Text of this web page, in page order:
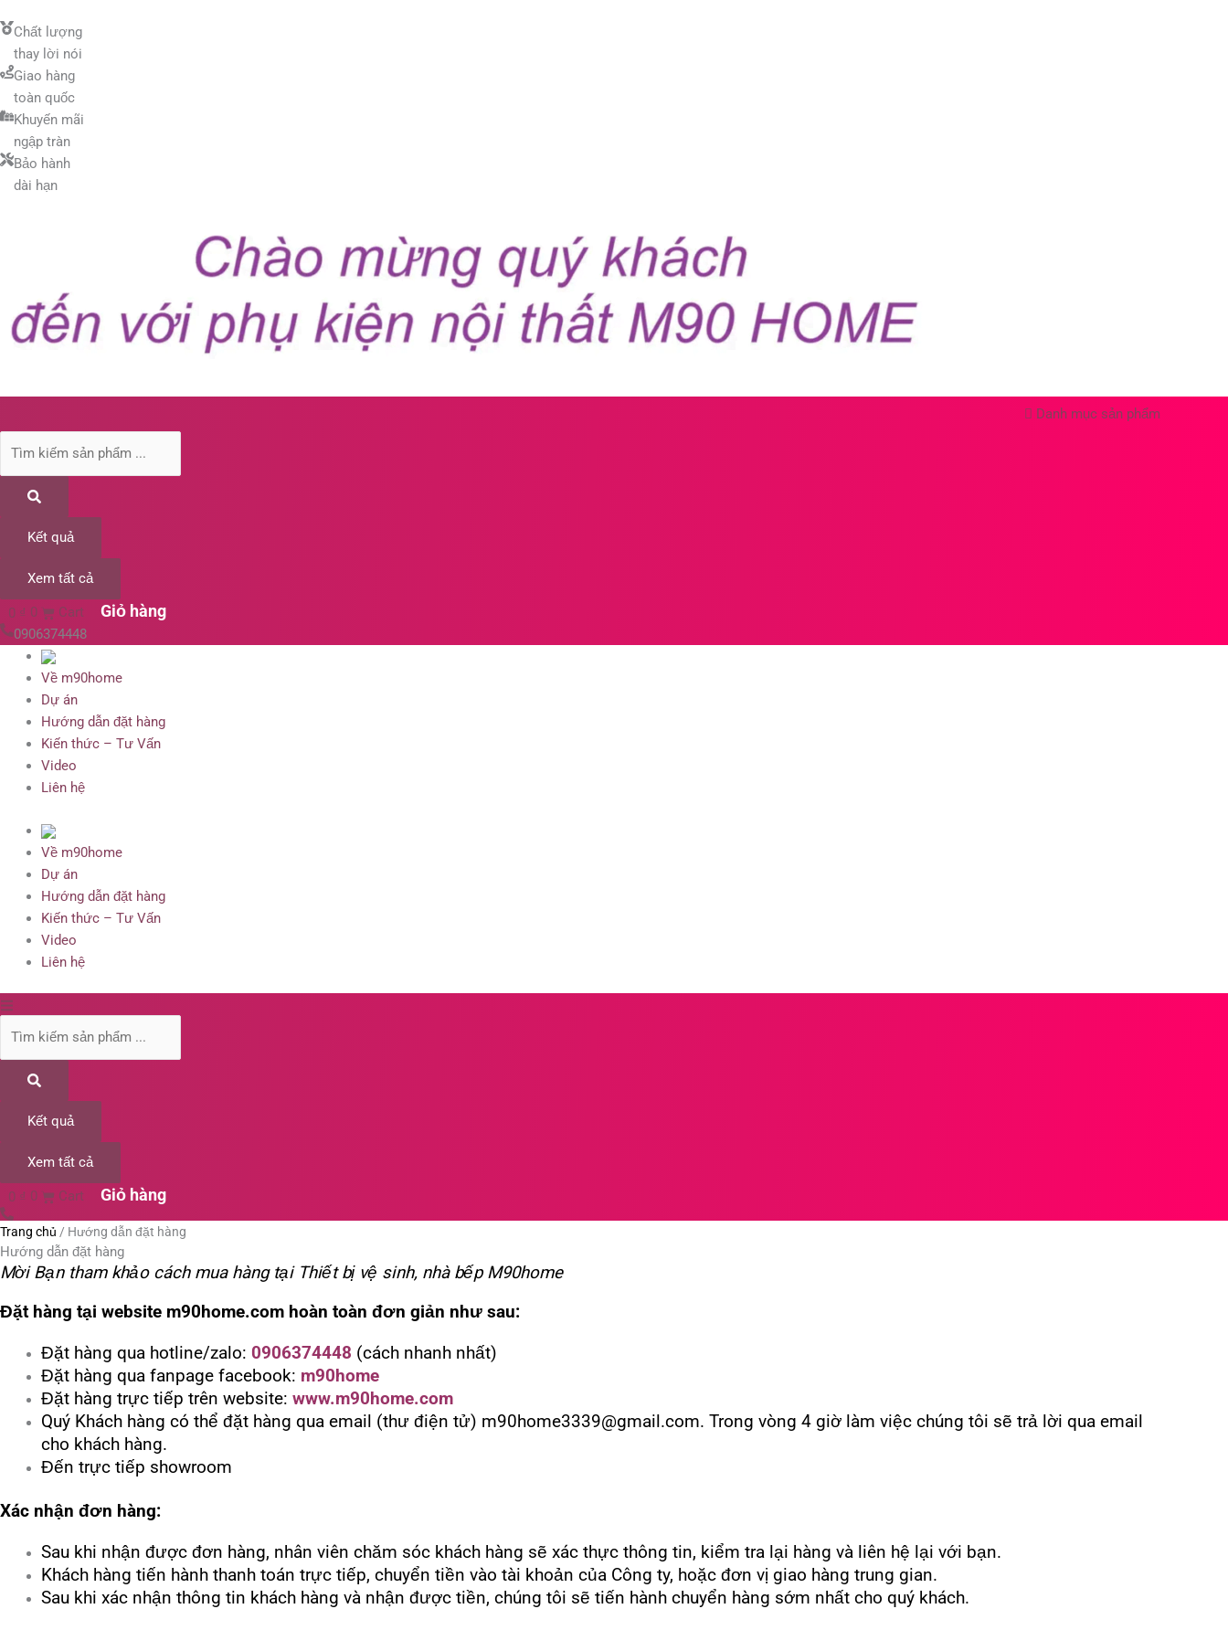
Chất lượng
thay lời nói
Giao hàng
toàn quốc
Khuyến mãi
ngập tràn
Bảo hành
dài hạn
Danh mục sản phẩm
Kết quả
Xem tất cả
0 ₫ 0
Cart
0906374448
Về m90home
Dự án
Hướng dẫn đặt hàng
Kiến thức – Tư Vấn
Video
Liên hệ
Về m90home
Dự án
Hướng dẫn đặt hàng
Kiến thức – Tư Vấn
Video
Liên hệ
Kết quả
Xem tất cả
0 ₫ 0 Cart
Trang chủ / Hướng dẫn đặt hàng
Hướng dẫn đặt hàng
Mời Bạn tham khảo cách mua hàng tại Thiết bị vệ sinh, nhà bếp M90home
Đặt hàng tại website m90home.com hoàn toàn đơn giản như sau:
Đặt hàng qua hotline/zalo: 0906374448 (cách nhanh nhất)
Đặt hàng qua fanpage facebook: m90home
Đặt hàng trực tiếp trên website: www.m90home.com
Quý Khách hàng có thể đặt hàng qua email (thư điện tử) m90home3339@gmail.com. Trong vòng 4 giờ làm việc chúng tôi sẽ trả lời qua email
cho khách hàng.
Đến trực tiếp showroom
Xác nhận đơn hàng:
Sau khi nhận được đơn hàng, nhân viên chăm sóc khách hàng sẽ xác thực thông tin, kiểm tra lại hàng và liên hệ lại với bạn.
Khách hàng tiến hành thanh toán trực tiếp, chuyển tiền vào tài khoản của Công ty, hoặc đơn vị giao hàng trung gian.
Sau khi xác nhận thông tin khách hàng và nhận được tiền, chúng tôi sẽ tiến hành chuyển hàng sớm nhất cho quý khách.